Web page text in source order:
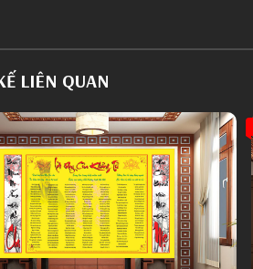
LIÊN QUAN